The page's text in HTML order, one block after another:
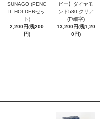
SUNAGO (PENC
IL HOLDERセッ
ト)
2,200円(税200
円)
ビー】ダイヤモ
ンド580 クリア
(F/細字)
13,200円(税1,20
0円)